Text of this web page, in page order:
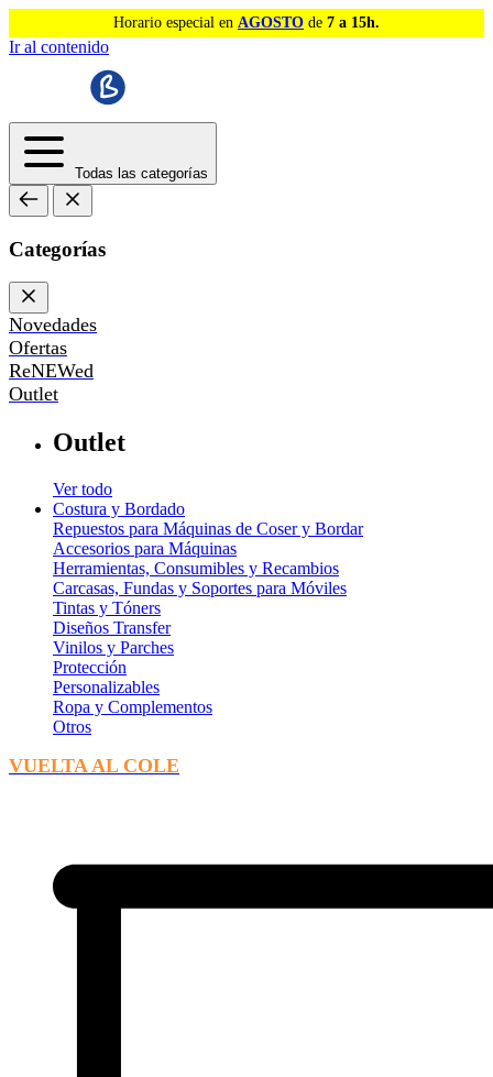
Horario especial en AGOSTO de 7 a 15h.
Ir al contenido
Todas las categorías
Categorías
Novedades
Ofertas
ReNEWed
Outlet
Outlet
Ver todo
Costura y Bordado
Repuestos para Máquinas de Coser y Bordar
Accesorios para Máquinas
Herramientas, Consumibles y Recambios
Carcasas, Fundas y Soportes para Móviles
Tintas y Tóners
Diseños Transfer
Vinilos y Parches
Protección
Personalizables
Ropa y Complementos
Otros
VUELTA AL COLE